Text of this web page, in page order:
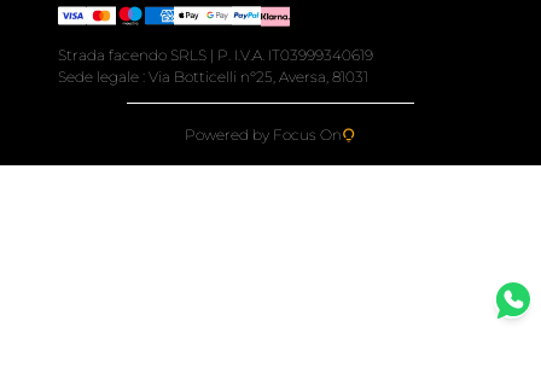
Strada facendo SRLS | P. I.V.A. IT03999340619
Sede legale : Via Botticelli n°25, Aversa, 81031
Powered by Focus On